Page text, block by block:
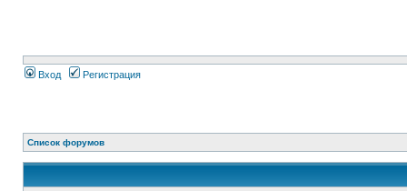
Вход Регистрация
Список форумов